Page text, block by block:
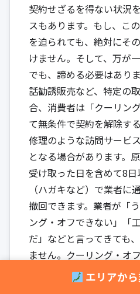
契約せざるを得ない状況
スもあります。もし、こ
を迫られても、絶対にそ
けません。そして、万が
でも、諦める必要はあり
話勧誘販売など、特定の
合、消費者は「クーリン
て無条件で契約を解除す
修理のような訪問サービ
となる場合があります。
受け取った日を含めて8
（ハガキなど）で業者に
撤回できます。業者が「
ング・オフできない」「
だ」などと言ってきても
ません。クーリング・オ
郵便で送ると証拠が残る
エリアか